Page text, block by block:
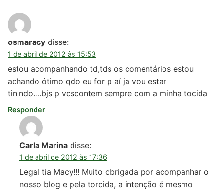
osmaracy disse:
1 de abril de 2012 às 15:53
estou acompanhando td,tds os comentários estou
achando ótimo qdo eu for p aí ja vou estar
tinindo….bjs p vcscontem sempre com a minha tocida
Responder
Carla Marina disse:
1 de abril de 2012 às 17:36
Legal tia Macy!!! Muito obrigada por acompanhar o
nosso blog e pela torcida, a intenção é mesmo